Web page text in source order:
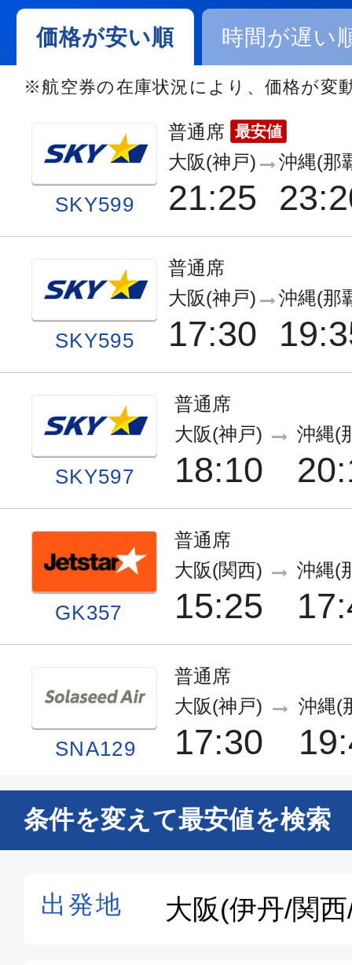
価格が安い順 時間が遅い
※航空券の在庫状況により、価格が変
SKY599
普通席 最安値
大阪(神戸)
21:25
沖縄(那
SKY595
普通席
大阪(神戸)
17:30
沖縄(那
SKY597
普通席
大阪(神戸)
18:10
沖縄(
GK357
普通席
大阪(関西)
15:25
沖縄(
SNA129
普通席
大阪(神戸)
17:30
沖縄(
普通席
条件を変えて最安値を検索